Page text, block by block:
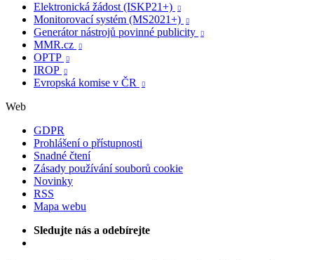
Elektronická žádost (ISKP21+)

Monitorovací systém (MS2021+) 
Generátor nástrojů povinné publicity 
MMR.cz 
OPTP 
IROP 
Evropská komise v ČR 
Web
GDPR
Prohlášení o přístupnosti
Snadné čtení
Zásady používání souborů cookie
Novinky
RSS
Mapa webu
Sledujte nás a odebírejte